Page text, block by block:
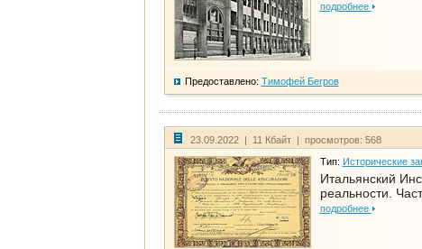
подробнее
Предоставлено: Тимофей Бегров
23.09.2022 | 11 Кбайт | просмотров: 568
Тип: Исторические
Итальянский
реальности.
подробнее